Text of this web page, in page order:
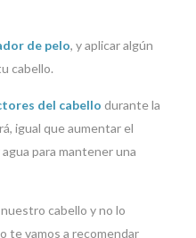
de pelo, y aplicar algún
cabello.
del cabello durante la
igual que aumentar el
para mantener una
cabello y no lo
te vamos a recomendar